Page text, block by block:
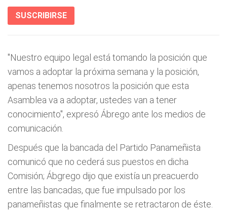
SUSCRIBIRSE
"Nuestro equipo legal está tomando la posición que
vamos a adoptar la próxima semana y la posición,
apenas tenemos nosotros la posición que esta
Asamblea va a adoptar, ustedes van a tener
conocimiento", expresó Ábrego ante los medios de
comunicación.
Después que la bancada del Partido Panameñista
comunicó que no cederá sus puestos en dicha
Comisión; Ábgrego dijo que existía un preacuerdo
entre las bancadas, que fue impulsado por los
panameñistas que finalmente se retractaron de éste.